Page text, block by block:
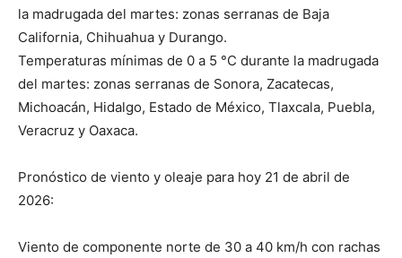
la madrugada del martes: zonas serranas de Baja
California, Chihuahua y Durango.
Temperaturas mínimas de 0 a 5 °C durante la madrugada
del martes: zonas serranas de Sonora, Zacatecas,
Michoacán, Hidalgo, Estado de México, Tlaxcala, Puebla,
Veracruz y Oaxaca.
Pronóstico de viento y oleaje para hoy 21 de abril de
2026:
Viento de componente norte de 30 a 40 km/h con rachas